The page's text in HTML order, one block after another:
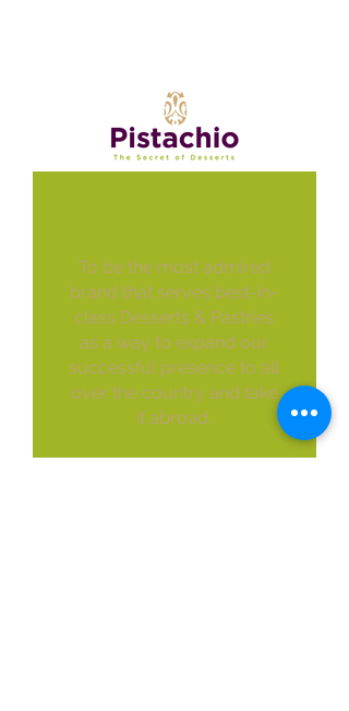
To be the most admired
brand that serves best-in-
class Desserts & Pastries
as a way to expand our
successful presence to all
over the country and take
it abroad.